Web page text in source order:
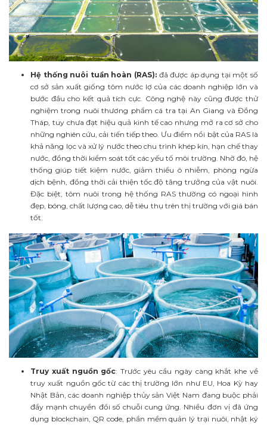
Hệ thống nuôi tuần hoàn (RAS): đã được áp dụng tại một số
cơ sở sản xuất giống tôm nước lợ của các doanh nghiệp lớn và
bước đầu cho kết quả tích cực. Công nghệ này cũng được thử
nghiệm trong nuôi thương phẩm cá tra tại An Giang và Đồng
Tháp, tuy chưa đạt hiệu quả kinh tế cao nhưng mở ra cơ sở cho
những nghiên cứu, cải tiến tiếp theo. Ưu điểm nổi bật của RAS là
khả năng lọc và xử lý nước theo chu trình khép kín, hạn chế thay
nước, đồng thời kiểm soát tốt các yếu tố môi trường. Nhờ đó, hệ
thống giúp tiết kiệm nước, giảm thiểu ô nhiễm, phòng ngừa
dịch bệnh, đồng thời cải thiện tốc độ tăng trưởng của vật nuôi.
Đặc biệt, tôm nuôi trong hệ thống RAS thường có ngoại hình
đẹp, bóng, chất lượng cao, dễ tiêu thụ trên thị trường với giá bán
tốt.
Truy xuất nguồn gốc: Trước yêu cầu ngày càng khắt khe về
truy xuất nguồn gốc từ các thị trường lớn như EU, Hoa Kỳ hay
Nhật Bản, các doanh nghiệp thủy sản Việt Nam đang buộc phải
đẩy mạnh chuyển đổi số chuỗi cung ứng. Nhiều đơn vị đã ứng
dụng blockchain, QR code, phần mềm quản lý trại nuôi, nhật ký